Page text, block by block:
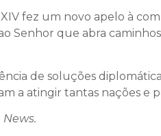
fez um novo apelo à
Senhor que abra
de soluções
a atingir tantas nações e